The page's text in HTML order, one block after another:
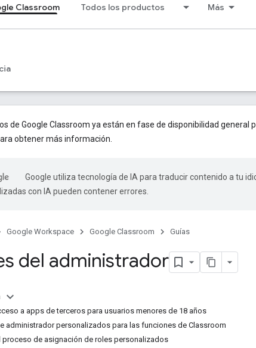
Classroom Todos los productos Más
de Google Classroom ya están en fase de disponibilidad general
obtener más información.
Google utiliza tecnología de IA para traducir contenido a tu
con IA pueden contener errores.
Google Workspace Google Classroom Guías
del administrador
a apps de terceros para usuarios menores de 18 años
administrador personalizados para las funciones de Classroom
proceso de asignación de roles personalizados